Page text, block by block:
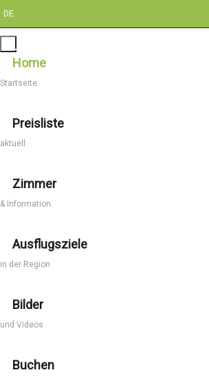
DE
Home
Startseite
Preisliste
aktuell
Zimmer
& Information
Ausflugsziele
in der Region
Bilder
und Videos
Buchen